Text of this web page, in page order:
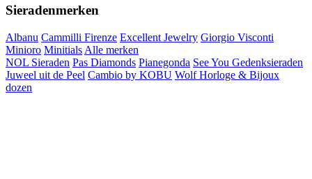
Sieradenmerken
Albanu Cammilli Firenze Excellent Jewelry Giorgio Visconti
Minioro Minitials Alle merken
NOL Sieraden Pas Diamonds Pianegonda See You Gedenksieraden
Juweel uit de Peel Cambio by KOBU Wolf Horloge & Bijoux
dozen